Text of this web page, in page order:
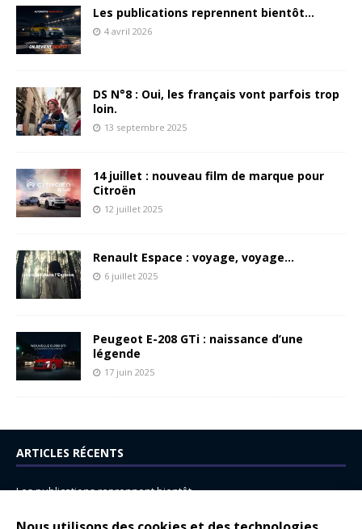
Les publications reprennent bientôt…
4 avril 2026
DS N°8 : Oui, les français vont parfois trop
loin.
13 septembre 2025
14 juillet : nouveau film de marque pour
Citroën
12 juillet 2025
Renault Espace : voyage, voyage…
6 juillet 2025
Peugeot E-208 GTi : naissance d’une
légende
17 juin 2025
ARTICLES RÉCENTS
Les publications reprennent bientôt…